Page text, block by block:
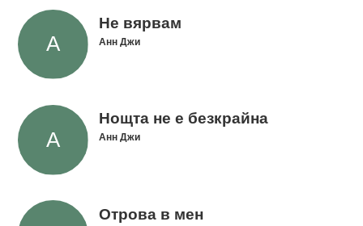
Не вярвам
Анн Джи
Нощта не е безкрайна
Анн Джи
Отрова в мен